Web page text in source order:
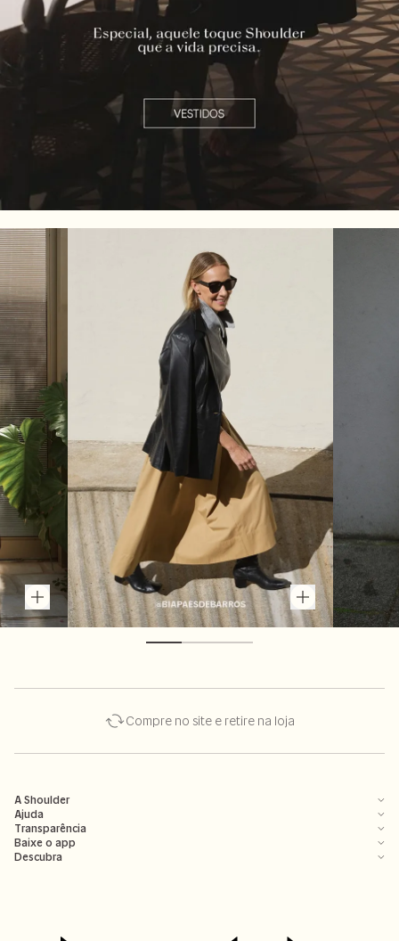
Compre no site e retire na loja
A Shoulder
Ajuda
Transparência
Baixe o app
Descubra